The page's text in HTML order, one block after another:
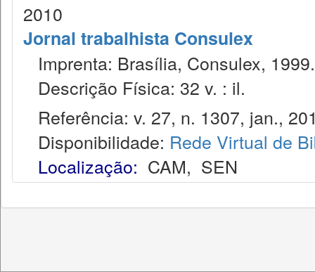
2010
Jornal trabalhista Consulex
Imprenta: Brasília, Consulex, 1999.
Descrição Física: 32 v. : il.
Referência: v. 27, n. 1307, jan.,
Disponibilidade: Rede Virtual de
Localização: CAM, SEN